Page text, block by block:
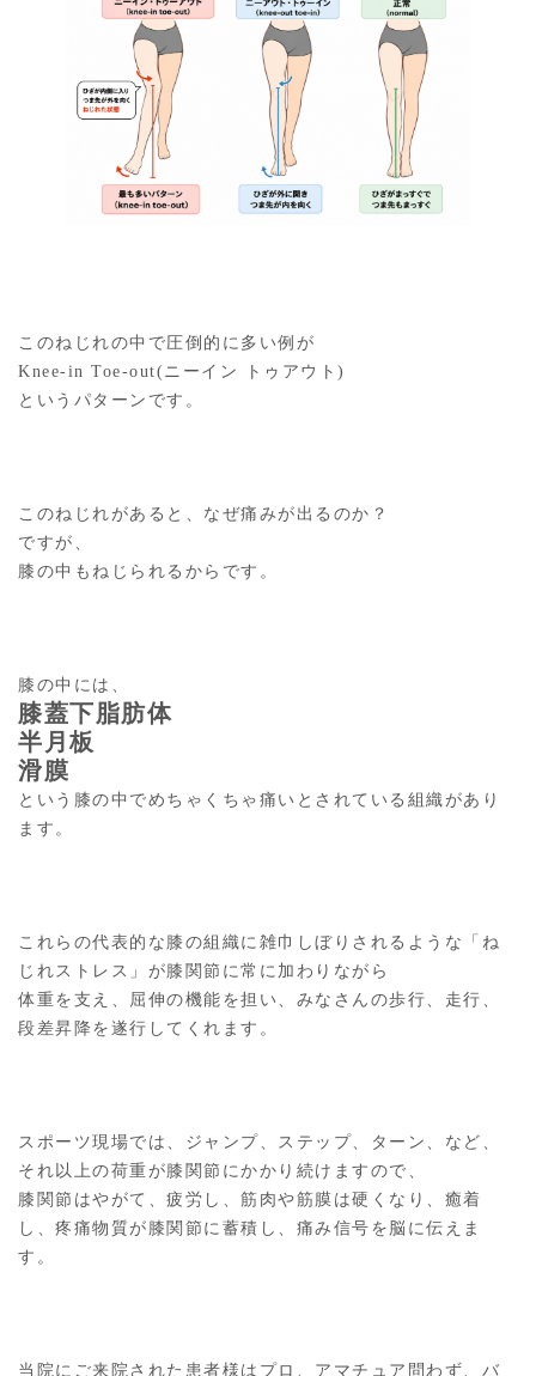
このねじれの中で圧倒的に多い例が
Knee-in Toe-out(ニーイン トゥアウト)
というパターンです。
このねじれがあると、なぜ痛みが出るのか？
ですが、
膝の中もねじられるからです。
膝の中には、
膝蓋下脂肪体
半月板
滑膜
という膝の中でめちゃくちゃ痛いとされている組織があり
ます。
これらの代表的な膝の組織に雑巾しぼりされるような「ね
じれストレス」が膝関節に常に加わりながら
体重を支え、屈伸の機能を担い、みなさんの歩行、走行、
段差昇降を遂行してくれます。
スポーツ現場では、ジャンプ、ステップ、ターン、など、
それ以上の荷重が膝関節にかかり続けますので、
膝関節はやがて、疲労し、筋肉や筋膜は硬くなり、癒着
し、疼痛物質が膝関節に蓄積し、痛み信号を脳に伝えま
す。
当院にご来院された患者様はプロ、アマチュア問わず、バ